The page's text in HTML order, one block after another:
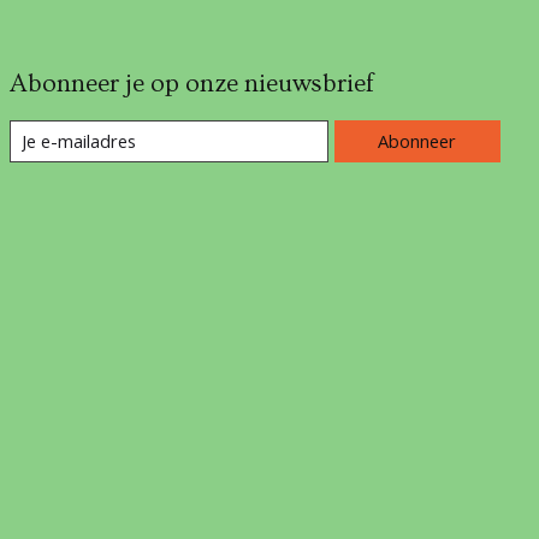
Abonneer je op onze nieuwsbrief
Abonneer